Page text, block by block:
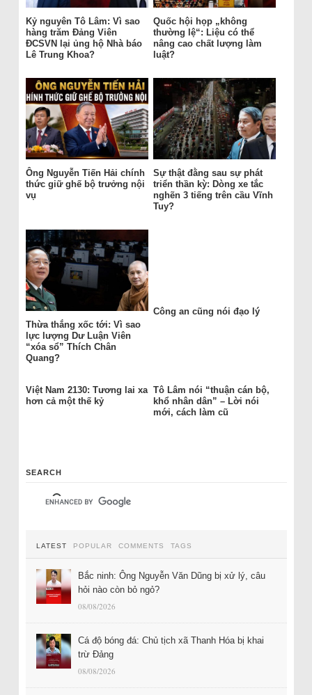
Kỷ nguyên Tô Lâm: Vì sao
hàng trăm Đảng Viên
ĐCSVN lại ủng hộ Nhà báo
Lê Trung Khoa?
Quốc hội họp „không
thường lệ“: Liệu có thể
nâng cao chất lượng làm
luật?
Ông Nguyễn Tiến Hải chính
thức giữ ghế bộ trưởng nội
vụ
Sự thật đằng sau sự phát
triển thần kỳ: Dòng xe tắc
nghẽn 3 tiếng trên cầu Vĩnh
Tuy?
Thừa thắng xốc tới: Vì sao
lực lượng Dư Luận Viên
“xóa sổ” Thích Chân
Quang?
Công an cũng nói đạo lý
Việt Nam 2130: Tương lai xa
hơn cả một thế kỷ
Tô Lâm nói “thuận cán bộ,
khổ nhân dân” – Lời nói
mới, cách làm cũ
SEARCH
LATEST POPULAR COMMENTS TAGS
Bắc ninh: Ông Nguyễn Văn Dũng bị xử lý, câu
hỏi nào còn bỏ ngỏ?
08/08/2026
Cá độ bóng đá: Chủ tịch xã Thanh Hóa bị khai
trừ Đảng
08/08/2026